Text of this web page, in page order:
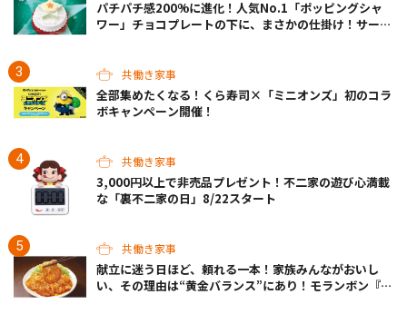
パチパチ感200%に進化！人気No.1「ポッピングシャ
ワー」チョコプレートの下に、まさかの仕掛け！サーテ
共働き家事
全部集めたくなる！くら寿司×「ミニオンズ」初のコラ
ボキャンペーン開催！
共働き家事
3,000円以上で非売品プレゼント！不二家の遊び心満載
な「裏不二家の日」8/22スタート
共働き家事
献立に迷う日ほど、頼れる一本！家族みんながおいし
い、その理由は“黄金バランス”にあり！モランボン『生